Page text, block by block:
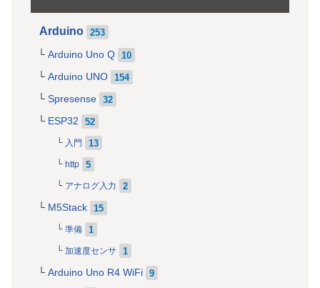
Arduino 253
Arduino Uno Q 10
Arduino UNO 154
Spresense 32
ESP32 52
入門 13
http 5
アナログ入力 2
M5Stack 15
準備 1
加速度センサ 1
Arduino Uno R4 WiFi 9